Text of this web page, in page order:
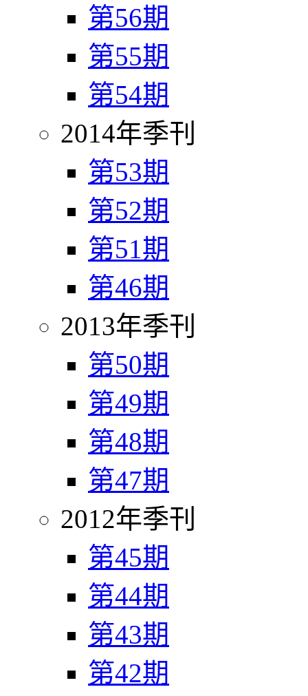
第56期
第55期
第54期
2014年季刊
第53期
第52期
第51期
第46期
2013年季刊
第50期
第49期
第48期
第47期
2012年季刊
第45期
第44期
第43期
第42期